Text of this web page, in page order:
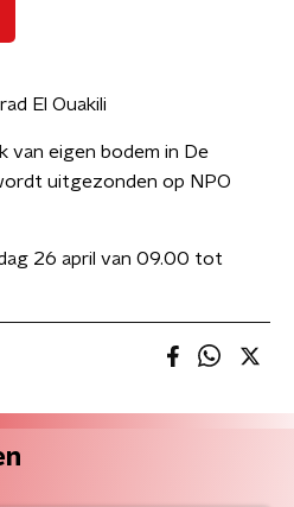
El Ouakili
van eigen bodem in De
uitgezonden op NPO
26 april van 09.00 tot